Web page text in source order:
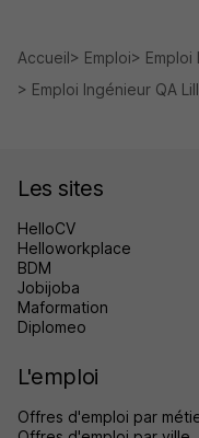
Accueil Emploi Emploi
Emploi Ingénieur QA
Les sites
HelloCV
Helloworkplace
BDM
Jobijoba
Maformation
Diplomeo
L'emploi
Offres d'emploi par